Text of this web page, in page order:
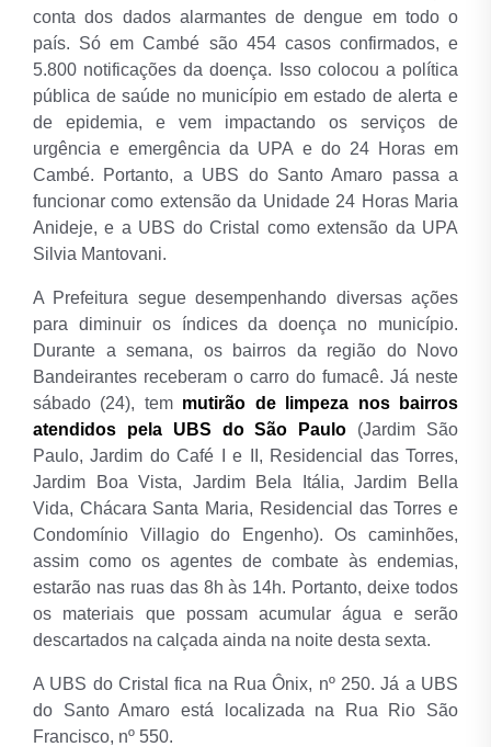
conta dos dados alarmantes de dengue em todo o
país. Só em Cambé são 454 casos confirmados, e
5.800 notificações da doença. Isso colocou a política
pública de saúde no município em estado de alerta e
de epidemia, e vem impactando os serviços de
urgência e emergência da UPA e do 24 Horas em
Cambé. Portanto, a UBS do Santo Amaro passa a
funcionar como extensão da Unidade 24 Horas Maria
Anideje, e a UBS do Cristal como extensão da UPA
Silvia Mantovani.
A Prefeitura segue desempenhando diversas ações
para diminuir os índices da doença no município.
Durante a semana, os bairros da região do Novo
Bandeirantes receberam o carro do fumacê. Já neste
sábado (24), tem mutirão de limpeza nos bairros
atendidos pela UBS do São Paulo (Jardim São
Paulo, Jardim do Café I e II, Residencial das Torres,
Jardim Boa Vista, Jardim Bela Itália, Jardim Bella
Vida, Chácara Santa Maria, Residencial das Torres e
Condomínio Villagio do Engenho). Os caminhões,
assim como os agentes de combate às endemias,
estarão nas ruas das 8h às 14h. Portanto, deixe todos
os materiais que possam acumular água e serão
descartados na calçada ainda na noite desta sexta.
A UBS do Cristal fica na Rua Ônix, nº 250. Já a UBS
do Santo Amaro está localizada na Rua Rio São
Francisco, nº 550.